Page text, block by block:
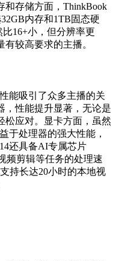
和存储方面，ThinkBook
内存和1TB固态硬
16+小，但分辨率更
较高要求的主播。
能吸引了众多主播的关
，性能提升显著，无论是
松应对。显卡方面，虽然
于处理器的强大性能，
还具备AI专属芯片
频剪辑等任务的处理速
持长达20小时的本地视